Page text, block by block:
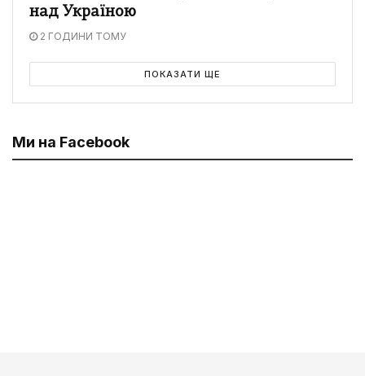
над Україною
2 ГОДИНИ ТОМУ
ПОКАЗАТИ ЩЕ
Ми на Facebook